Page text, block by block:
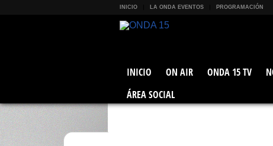
INICIO LA ONDA EVENTOS PROGRAMACIÓN
INICIO ON AIR ONDA 15 TV
ÁREA SOCIAL